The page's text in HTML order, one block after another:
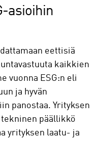
asioihin
eettisiä
kaikkien
vuonna ESG:n eli
ja hyvän
panostaa. Yrityksen
päällikkö
yrityksen laatu- ja